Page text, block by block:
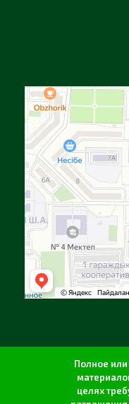
Улица Байтурсынова, 16
Полное
целях